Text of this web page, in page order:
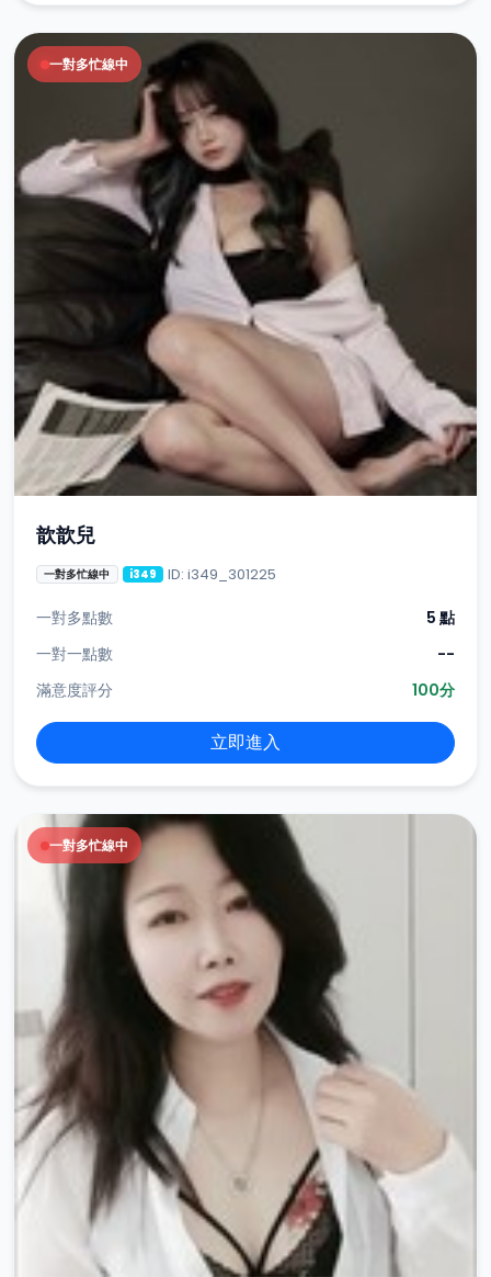
一對多忙線中
歆歆兒
一對多忙線中 i349 ID: i349_301225
一對多點數
5 點
一對一點數
--
滿意度評分
100分
立即進入
一對多忙線中